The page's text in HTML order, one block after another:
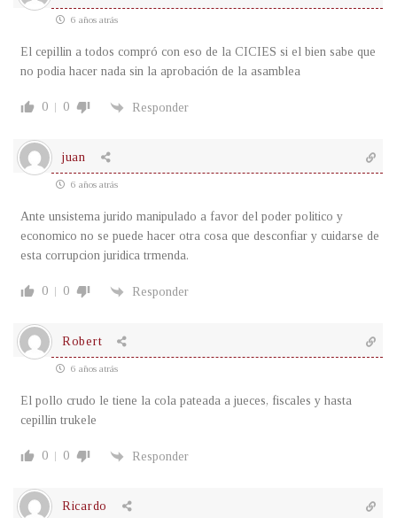
6 años atrás
El cepillin a todos compró con eso de la CICIES si el bien sabe que
no podia hacer nada sin la aprobación de la asamblea
0 0 Responder
juan
6 años atrás
Ante unsistema jurido manipulado a favor del poder politico y
economico no se puede hacer otra cosa que desconfiar y cuidarse de
esta corrupcion juridica trmenda.
0 0 Responder
Robert
6 años atrás
El pollo crudo le tiene la cola pateada a jueces, fiscales y hasta
cepillin trukele
0 0 Responder
Ricardo